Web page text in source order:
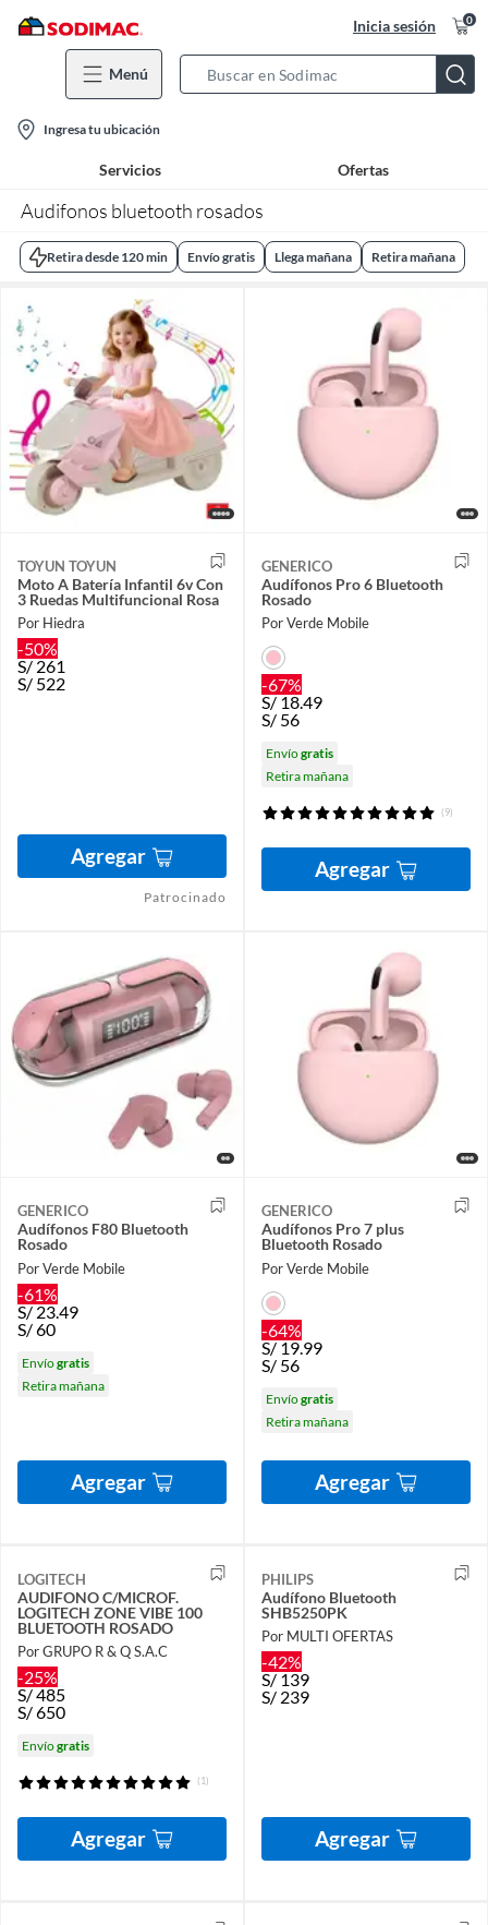
Inicia sesión 0
Menú
Bar
location-
icon
Ingresa tu ubicación
Servicios Ofertas
Audifonos bluetooth rosados
Retira desde 120 min Envío gratis Llega mañana Retira mañana
TOYUN TOYUN
Moto A Batería Infantil 6v Con
3 Ruedas Multifuncional Rosa
Por Hiedra
-50%
S/ 261
S/ 522
Agregar
Patrocinado
GENERICO
Audífonos Pro 6 Bluetooth
Rosado
Por Verde Mobile
-67%
S/ 18.49
S/ 56
Envíogratis
Retira mañana
(9)
Agregar
GENERICO
Audífonos F80 Bluetooth
Rosado
Por Verde Mobile
-61%
S/23.49
S/60
Envíogratis
Retira mañana
Agregar
GENERICO
Audífonos Pro 7 plus
Bluetooth Rosado
Por Verde Mobile
-64%
S/19.99
S/ 56
Envíogratis
Retira mañana
Agregar
LOGITECH
AUDIFONO C/MICROF.
LOGITECH ZONE VIBE 100
BLUETOOTH ROSADO
Por GRUPO R & Q S.A.C
-25%
S/485
S/650
Envíogratis
(1)
Agregar
PHILIPS
Audífono Bluetooth
SHB5250PK
Por MULTI OFERTAS
-42%
S/139
S/ 239
Agregar